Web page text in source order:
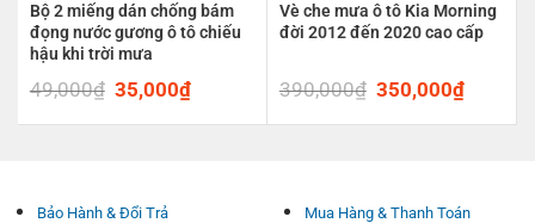
Bộ 2 miếng dán chống bám
đọng nước gương ô tô chiếu
hậu khi trời mưa
49,000₫ Original
was:
35,000₫Current
is:
Vè che mưa ô tô Kia Morning
đời 2012 đến 2020 cao cấp
390,000₫ Original
was:
350,000₫Current
is:
Bảo Hành & Đổi Trả
Mua Hàng & Thanh Toán